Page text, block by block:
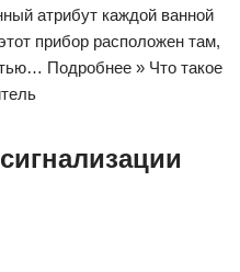
атрибут каждой ванной
прибор расположен там,
Подробнее » Что такое